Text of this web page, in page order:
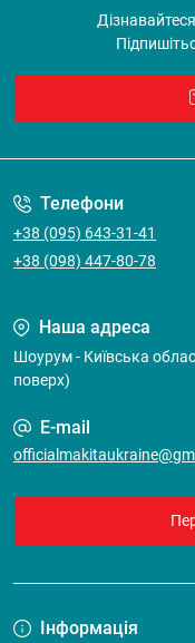
Телефони
+38 (095) 643-31-41
+38 (098) 447-80-78
Наша адреса
Шоурум - Київська
поверх)
E-mail
Інформація